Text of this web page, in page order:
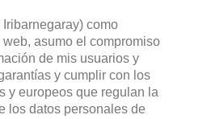
como
asumo el compromiso
de mis usuarios y
y cumplir con los
y europeos que regulan la
los datos personales de